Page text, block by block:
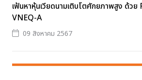
เฟ้นหาหุ้นเวียดนามเติบโตศักยภาพสูง ด้ว
VNEQ-A
09 สิงหาคม 2567